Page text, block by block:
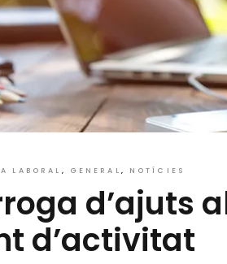
LABORAL GENERAL NOTÍCIES
d’ajuts
d’activitat